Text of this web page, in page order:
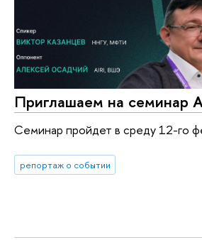
Приглашаем на семинар
Семинар пройдет в среду 12-го
репортаж о событии